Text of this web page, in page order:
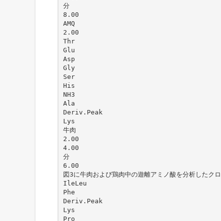
分
8.00
AMQ
2.00
Thr
Glu
Asp
Gly
Ser
His
NH3
Ala
Deriv.Peak
Lys
牛肉
2.00
4.00
分
6.00
図3に牛肉および鶏肉中の遊離アミノ酸を分析したク
IleLeu
Phe
Deriv.Peak
Lys
Pro